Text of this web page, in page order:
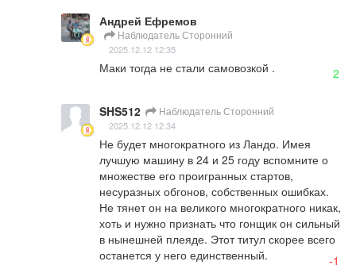
Андрей Ефремов
Наблюдатель Сторонний
2025.12.12 12:35
Маки тогда не стали самовозкой . 2
SHS512 Наблюдатель Сторонний
2025.12.12 12:34
Не будет многократного из Ландо. Имея
лучшую машину в 24 и 25 году вспомните о
множестве его проигранных стартов,
несуразных обгонов, собственных ошибках.
Не тянет он на великого многократного никак,
хоть и нужно признать что гонщик он сильный
в нынешней плеяде. Этот титул скорее всего
останется у него единственный.
-1